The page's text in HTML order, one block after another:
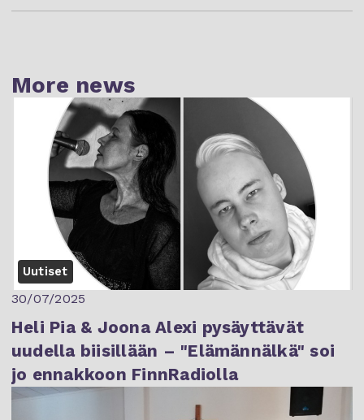
More news
Uutiset
30/07/2025
Heli Pia & Joona Alexi pysäyttävät
uudella biisillään – "Elämännälkä" soi
jo ennakkoon FinnRadiolla